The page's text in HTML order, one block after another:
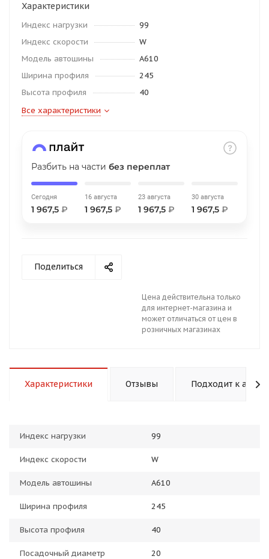
Характеристики
Индекс нагрузки
99
Индекс скорости
W
Модель автошины
A610
Ширина профиля
245
Высота профиля
40
Все характеристики
Разбить на части без переплат
Сегодня
1 967,5 ₽
16 августа
1 967,5 ₽
23 августа
1 967,5 ₽
30 августа
1 967,5 ₽
Поделиться
Цена действительна только
для интернет-магазина и
может отличаться от цен в
розничных магазинах
Характеристики Отзывы Подходит к авто
Индекс нагрузки 99
Индекс скорости W
Модель автошины A610
Ширина профиля 245
Высота профиля 40
Посадочный диаметр 20
Остались вопросы?
8 800 302-02-51
plait.ru